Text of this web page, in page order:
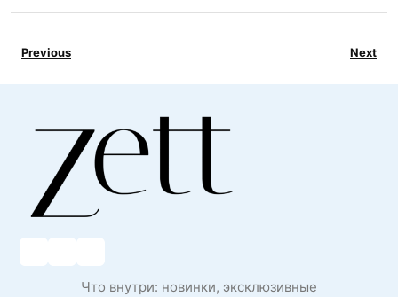
Previous Next
Что внутри: новинки, эксклюзивные